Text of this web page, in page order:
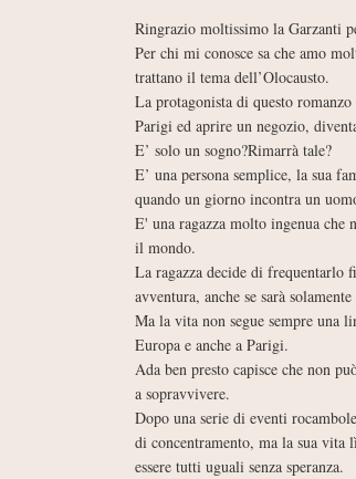
Ringrazio moltissimo la Garzanti
Per chi mi conosce sa che amo
trattano il tema dell’Olocausto.
La protagonista di questo
Parigi ed aprire un negozio,
E’ solo un sogno?Rimarrà tale?
E’ una persona semplice, la sua
quando un giorno incontra un
E' una ragazza molto ingenua che
il mondo.
La ragazza decide di frequentarlo
avventura, anche se sarà
Ma la vita non segue sempre una
Europa e anche a Parigi.
Ada ben presto capisce che non
a sopravvivere.
Dopo una serie di eventi
di concentramento, ma la sua
essere tutti uguali senza speranza.